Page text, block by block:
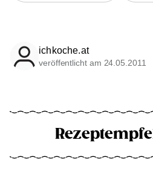
ichkoche.at
veröffentlicht am 24.05.2011